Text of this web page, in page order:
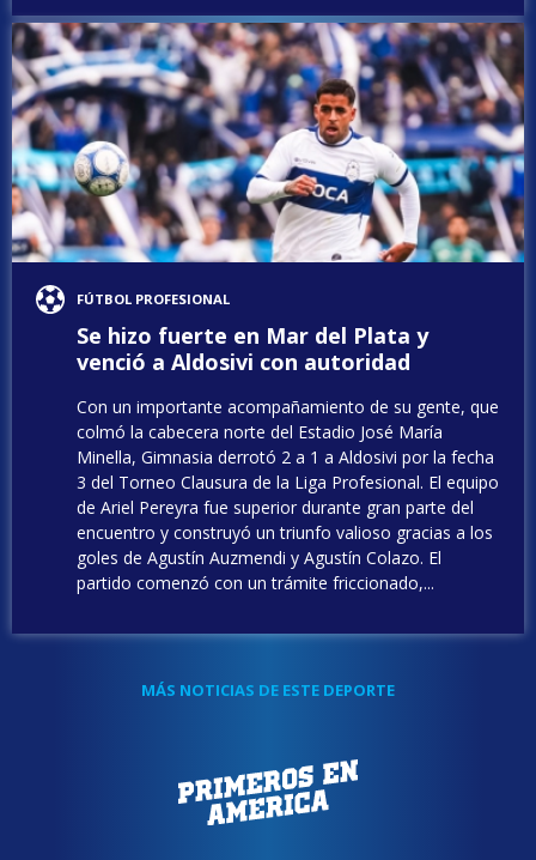
FÚTBOL PROFESIONAL
Se hizo fuerte en Mar del Plata y
venció a Aldosivi con autoridad
Con un importante acompañamiento de su gente, que
colmó la cabecera norte del Estadio José María
Minella, Gimnasia derrotó 2 a 1 a Aldosivi por la fecha
3 del Torneo Clausura de la Liga Profesional. El equipo
de Ariel Pereyra fue superior durante gran parte del
encuentro y construyó un triunfo valioso gracias a los
goles de Agustín Auzmendi y Agustín Colazo. El
partido comenzó con un trámite friccionado,...
MÁS NOTICIAS DE ESTE DEPORTE